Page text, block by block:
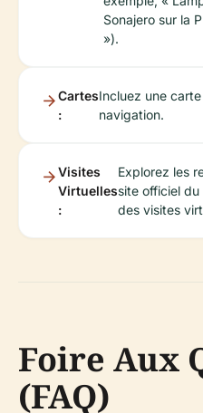
Sonajero sur la
»).
Cartes
:
Incluez une
navigation.
Visites
Virtuelles
:
Explorez les
site officiel
des visites
Foire Aux
(FAQ)